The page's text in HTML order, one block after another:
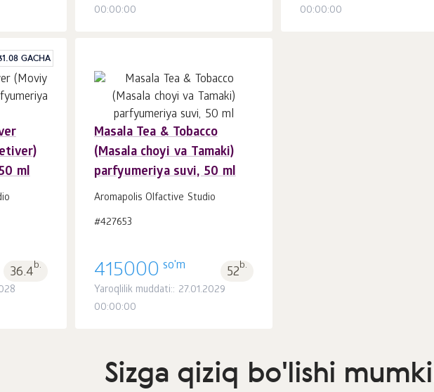
00:00:00
00:00:00
GACHA
ml
36.4b.
Masala Tea & Tobacco
(Masala choyi va Tamaki)
parfyumeriya suvi, 50 ml
Aromapolis Olfactive Studio
#427653
415000 so'm 52b.
Yaroqlilik muddati:: 27.01.2029
00:00:00
Savatchaga
1
dona.
Sizga qiziq bo'lishi